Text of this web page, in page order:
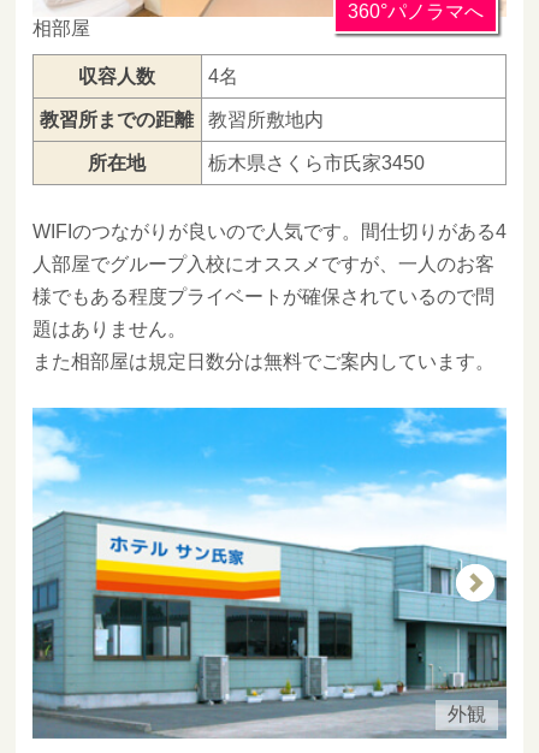
360°パノラマへ
相部屋
収容人数 4名
教習所までの距離 教習所敷地内
所在地 栃木県さくら市氏家3450
WIFIのつながりが良いので人気です。間仕切りがある4
人部屋でグループ入校にオススメですが、一人のお客
様でもある程度プライベートが確保されているので問
題はありません。
また相部屋は規定日数分は無料でご案内しています。
外観